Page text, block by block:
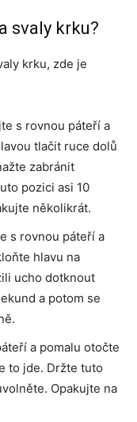
svaly krku?
krku, zde je
s rovnou páteří a
tlačit ruce dolů
zabránit
pozici asi 10
několikrát.
s rovnou páteří a
hlavu na
ucho dotknout
a potom se
a pomalu otočte
to jde. Držte tuto
Opakujte na